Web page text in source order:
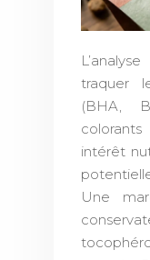
traquer
(BHA,
intérêt
Une